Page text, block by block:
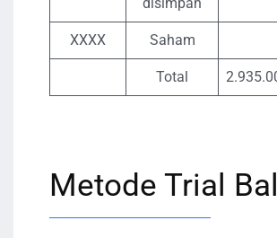
XXXX Saham
Total
Metode Trial